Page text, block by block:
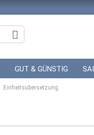
GUT & GÜNSTIG
Einheitsübersetzung